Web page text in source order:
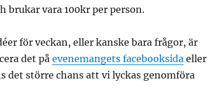
brukar vara 100kr per person.
för veckan, eller kanske bara frågor, är
det påevenemangets facebooksida eller
det större chans att vi lyckas genomföra